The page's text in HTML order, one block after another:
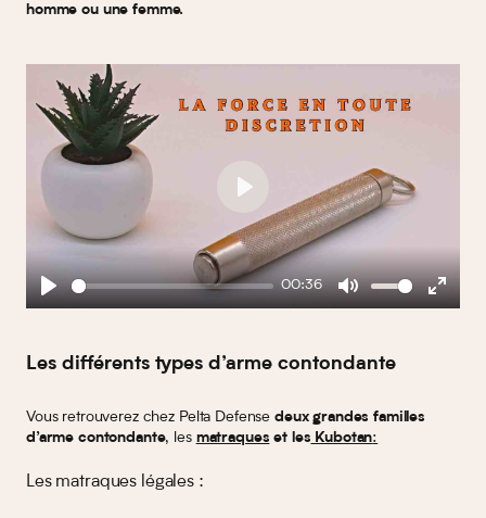
homme ou une femme.
00:36
Les différents types d’arme contondante
Vous retrouverez chez Pelta Defense deux grandes familles
d’arme contondante, les matraques et les Kubotan:
Les matraques légales :